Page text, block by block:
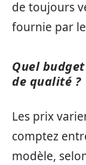
de toujours
fournie par
Quel
de qualité ?
Les prix
comptez
modèle,